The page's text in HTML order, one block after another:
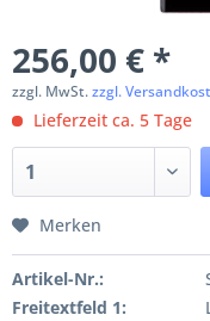
256,00 € *
zzgl. MwSt.zzgl.
Lieferzeit ca. 5 Tage
Merken
Artikel-Nr.:
Freitextfeld 1: